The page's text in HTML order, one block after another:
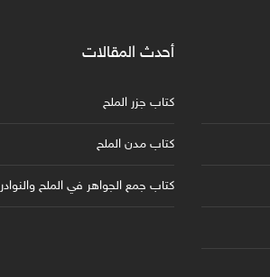
أحدث المقالات
كتاب جزر الملح
كتاب مدن الملح
كتاب جمع الجواهر في الملح والنوادر